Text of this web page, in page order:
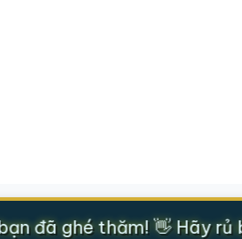
đã ghé thăm! 👋 Hãy rủ